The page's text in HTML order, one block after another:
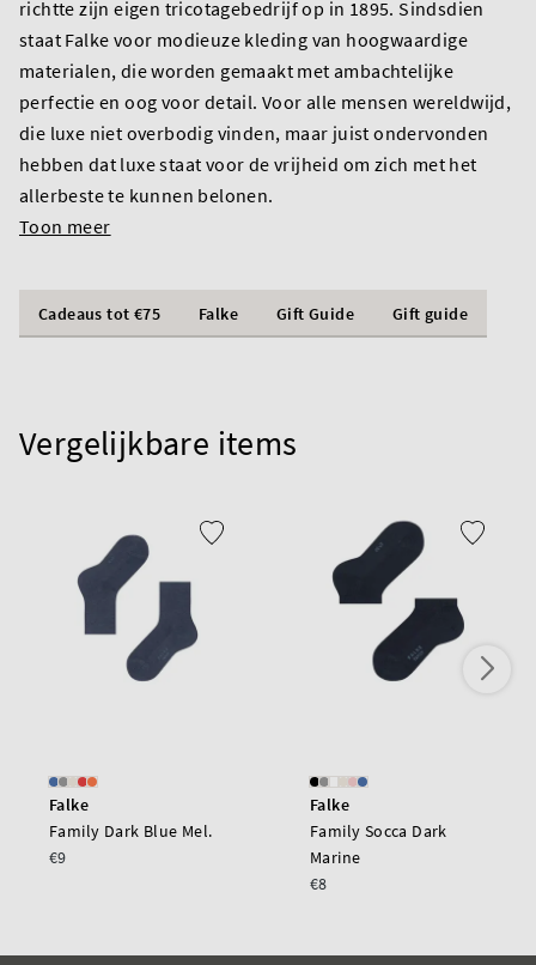
richtte zijn eigen tricotagebedrijf op in 1895. Sindsdien
staat Falke voor modieuze kleding van hoogwaardige
materialen, die worden gemaakt met ambachtelijke
perfectie en oog voor detail. Voor alle mensen wereldwijd,
die luxe niet overbodig vinden, maar juist ondervonden
hebben dat luxe staat voor de vrijheid om zich met het
allerbeste te kunnen belonen.
Toon meer
Cadeaus tot €75 Falke Gift Guide Gift guide
Vergelijkbare items
Falke
Family Dark Blue Mel.
€9
Falke
Family Socca Dark
Marine
€8